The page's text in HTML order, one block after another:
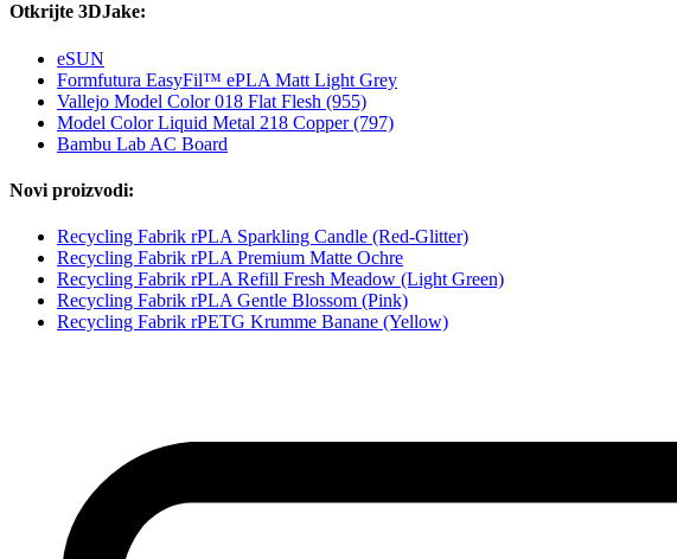
Otkrijte 3DJake:
eSUN
Formfutura EasyFil™ ePLA Matt Light Grey
Vallejo Model Color 018 Flat Flesh (955)
Model Color Liquid Metal 218 Copper (797)
Bambu Lab AC Board
Novi proizvodi:
Recycling Fabrik rPLA Sparkling Candle (Red-Glitter)
Recycling Fabrik rPLA Premium Matte Ochre
Recycling Fabrik rPLA Refill Fresh Meadow (Light Green)
Recycling Fabrik rPLA Gentle Blossom (Pink)
Recycling Fabrik rPETG Krumme Banane (Yellow)